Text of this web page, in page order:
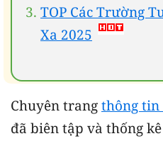
TOP Các Trường
Xa 2025
Chuyên trang thông tin
đã biên tập và thống